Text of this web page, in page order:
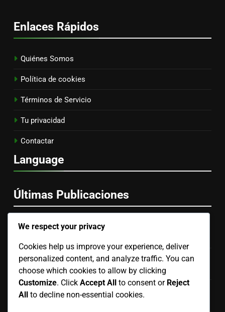
Enlaces Rápidos
Quiénes Somos
Política de cookies
Términos de Servicio
Tu privacidad
Contactar
Language
Últimas Publicaciones
Renovación del Hogar: Combinando Elementos de
Presupuesto de Renovación del Hogar: Estableciendo
Metas Realistas Basadas en el Valor del Hogar
Renovaciones Hogareñas Eco-Friendly: Presupuesto,
We respect your privacy
Cookies help us improve your experience, deliver
personalized content, and analyze traffic. You can
choose which cookies to allow by clicking
Customize. Click Accept All to consent or Reject
All to decline non-essential cookies.